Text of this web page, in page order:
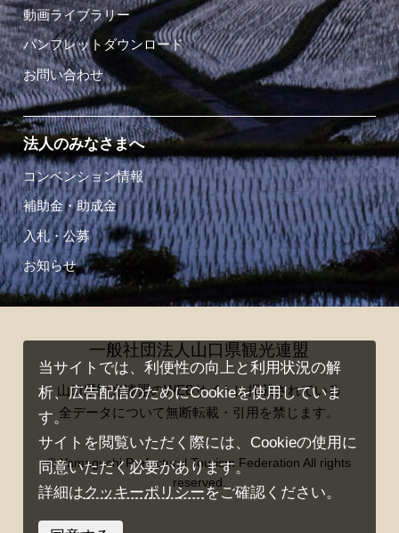
動画ライブラリー
パンフレットダウンロード
お問い合わせ
法人のみなさまへ
コンベンション情報
補助金・助成金
入札・公募
お知らせ
一般社団法人山口県観光連盟
山口県観光連盟のWEBサイトに掲載されている
全データについて無断転載・引用を禁じます。
© Yamaguchi Prefectural Tourism Federation All rights
reserved.
当サイトでは、利便性の向上と利用状況の解
析、広告配信のためにCookieを使用していま
す。
サイトを閲覧いただく際には、Cookieの使用に
同意いただく必要があります。
詳細はクッキーポリシーをご確認ください。